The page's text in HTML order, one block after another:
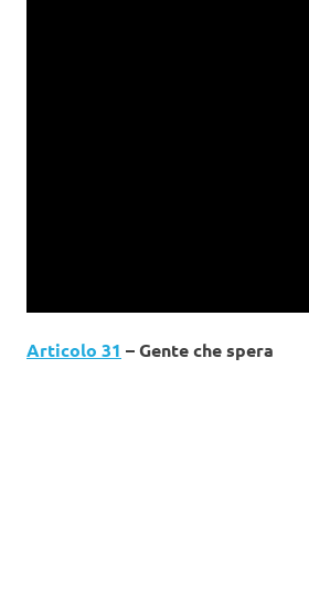
Articolo 31 – Gente che spera